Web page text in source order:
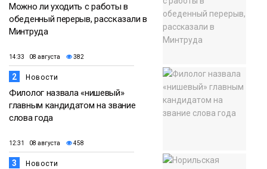
Можно ли уходить с работы в
обеденный перерыв, рассказали в
Минтруда
14:33 08 августа 382
2 Новости
Филолог назвала «нишевый»
главным кандидатом на звание
слова года
12:31 08 августа 458
3 Новости